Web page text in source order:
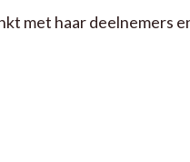
met haar deelnemers